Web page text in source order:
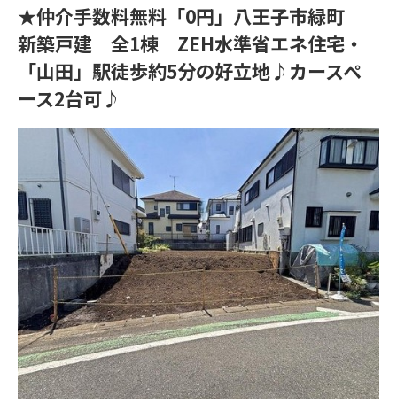
★仲介手数料無料「0円」八王子市緑町
新築戸建 全1棟 ZEH水準省エネ住宅・
「山田」駅徒歩約5分の好立地♪カースペ
ース2台可♪